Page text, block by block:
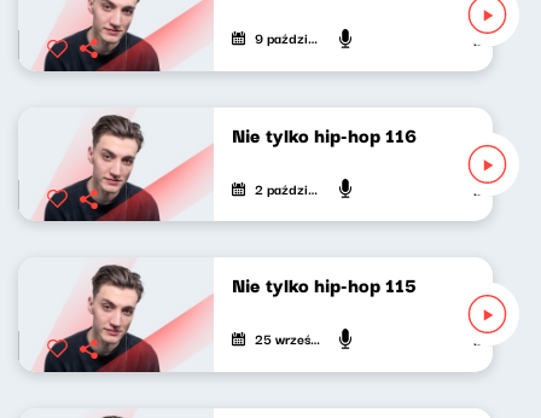
9 października 2022 Mateusz
Nie tylko hip-hop 116
2 października 2022 Mateusz
Nie tylko hip-hop 115
25 września 2022 Mateusz